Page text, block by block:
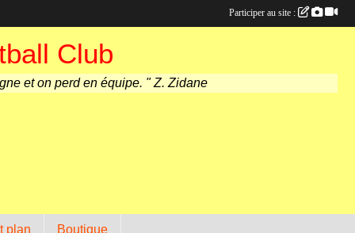
Club
et on perd en équipe. " Z. Zidane
plan Boutique
Participer au site :